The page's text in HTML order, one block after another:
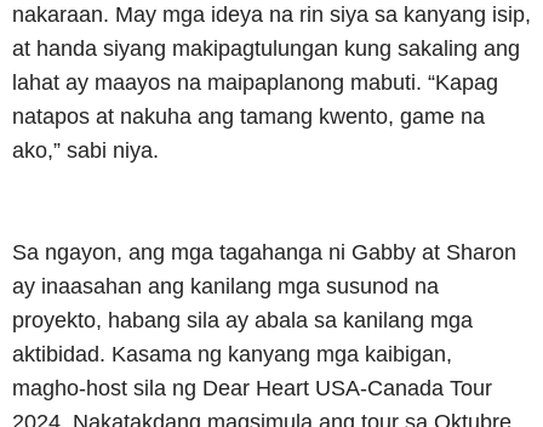
nakaraan. May mga ideya na rin siya sa kanyang isip,
at handa siyang makipagtulungan kung sakaling ang
lahat ay maayos na maipaplanong mabuti. “Kapag
natapos at nakuha ang tamang kwento, game na
ako,” sabi niya.
Sa ngayon, ang mga tagahanga ni Gabby at Sharon
ay inaasahan ang kanilang mga susunod na
proyekto, habang sila ay abala sa kanilang mga
aktibidad. Kasama ng kanyang mga kaibigan,
magho-host sila ng Dear Heart USA-Canada Tour
2024. Nakatakdang magsimula ang tour sa Oktubre